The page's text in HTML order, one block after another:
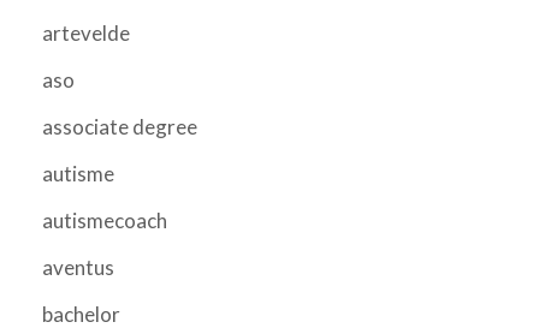
artevelde
aso
associate degree
autisme
autismecoach
aventus
bachelor